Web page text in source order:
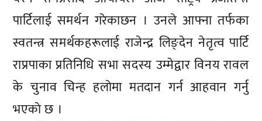
पार्टिलाई समर्थन गरेकाछन । उनले आफ्ना तर्फका
स्वतन्त्र समर्थकहरूलाई राजेन्द्र लिङ्देन नेतृत्व पार्टि
राप्रपाका प्रतिनिधि सभा सदस्य उम्मेद्वार विनय रावल
के चुनाव चिन्ह हलाेमा मतदान गर्न आहवान गर्नु
भएकाे छ ।